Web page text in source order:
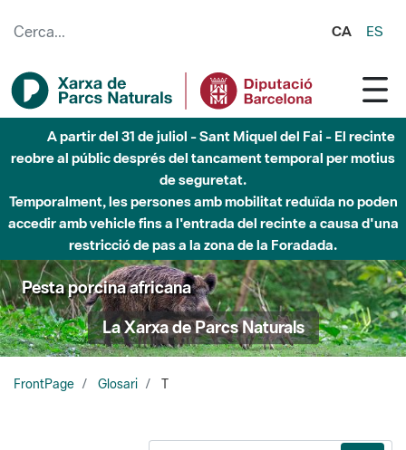
CA ES
A partir del 31 de juliol - Sant Miquel del Fai - El recinte
reobre al públic després del tancament temporal per motius
de seguretat.
Temporalment, les persones amb mobilitat reduïda no poden
accedir amb vehicle fins a l'entrada del recinte a causa d'una
restricció de pas a la zona de la Foradada.
Pesta porcina africana
La Xarxa de Parcs Naturals
FrontPage Glosari T